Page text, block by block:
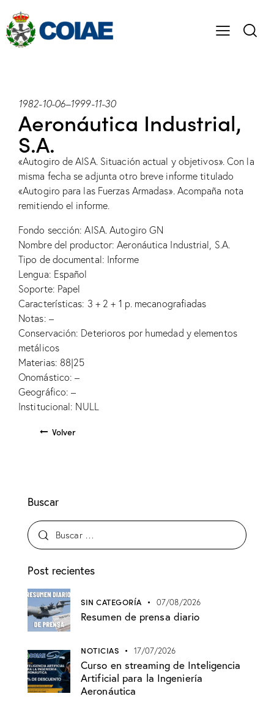
1982-10-06–1999-11-30
Aeronáutica Industrial,
S.A.
«Autogiro de AISA. Situación actual y objetivos». Con la
misma fecha se adjunta otro breve informe titulado
«Autogiro para las Fuerzas Armadas». Acompaña nota
remitiendo el informe.
Fondo sección: AISA. Autogiro GN
Nombre del productor: Aeronáutica Industrial, S.A.
Tipo de documental: Informe
Lengua: Español
Soporte: Papel
Características: 3 + 2 + 1 p. mecanografiadas
Notas: –
Conservación: Deterioros por humedad y elementos
metálicos
Materias: 88|25
Onomástico: –
Geográfico: –
Institucional: NULL
Volver
Buscar
Post recientes
SIN CATEGORÍA 07/08/2026
Resumen de prensa diario
NOTICIAS 17/07/2026
Curso en streaming de Inteligencia
Artificial para la Ingeniería
Aeronáutica